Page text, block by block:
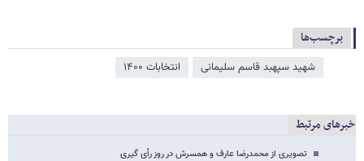
برچسب‌ها
شهید سپهبد قاسم سلیمانی انتخابات ۱۴۰۰
خبرهای مرتبط
تصویری از محمدرضا عارف و همسرش در روز رأی گیری